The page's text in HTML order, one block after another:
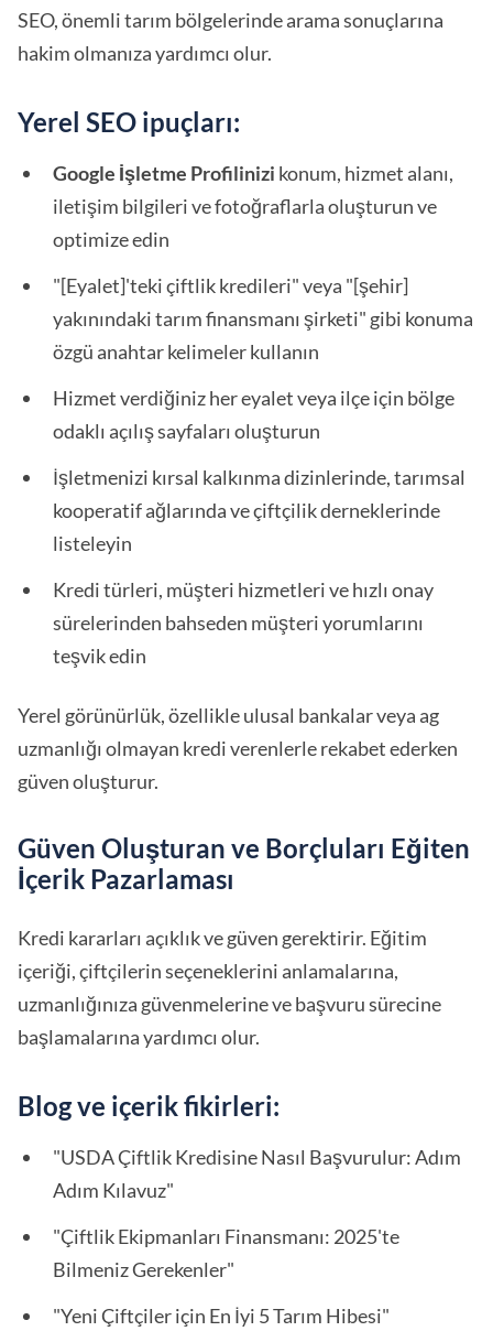
SEO, önemli tarım bölgelerinde arama sonuçlarına
hakim olmanıza yardımcı olur.
Yerel SEO ipuçları:
Google İşletme Profilinizi konum, hizmet alanı,
iletişim bilgileri ve fotoğraflarla oluşturun ve
optimize edin
"[Eyalet]'teki çiftlik kredileri" veya "[şehir]
yakınındaki tarım finansmanı şirketi" gibi konuma
özgü anahtar kelimeler kullanın
Hizmet verdiğiniz her eyalet veya ilçe için bölge
odaklı açılış sayfaları oluşturun
İşletmenizi kırsal kalkınma dizinlerinde, tarımsal
kooperatif ağlarında ve çiftçilik derneklerinde
listeleyin
Kredi türleri, müşteri hizmetleri ve hızlı onay
sürelerinden bahseden müşteri yorumlarını
teşvik edin
Yerel görünürlük, özellikle ulusal bankalar veya ag
uzmanlığı olmayan kredi verenlerle rekabet ederken
güven oluşturur.
Güven Oluşturan ve Borçluları Eğiten
İçerik Pazarlaması
Kredi kararları açıklık ve güven gerektirir. Eğitim
içeriği, çiftçilerin seçeneklerini anlamalarına,
uzmanlığınıza güvenmelerine ve başvuru sürecine
başlamalarına yardımcı olur.
Blog ve içerik fikirleri:
"USDA Çiftlik Kredisine Nasıl Başvurulur: Adım
Adım Kılavuz"
"Çiftlik Ekipmanları Finansmanı: 2025'te
Bilmeniz Gerekenler"
"Yeni Çiftçiler için En İyi 5 Tarım Hibesi"